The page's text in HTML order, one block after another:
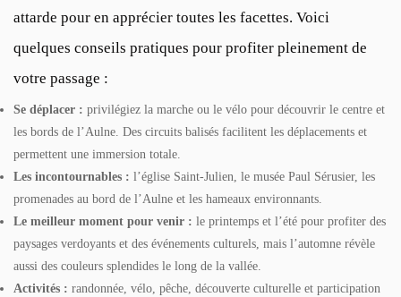
attarde pour en apprécier toutes les facettes. Voici
quelques conseils pratiques pour profiter pleinement de
votre passage :
Se déplacer : privilégiez la marche ou le vélo pour découvrir le centre et
les bords de l’Aulne. Des circuits balisés facilitent les déplacements et
permettent une immersion totale.
Les incontournables : l’église Saint-Julien, le musée Paul Sérusier, les
promenades au bord de l’Aulne et les hameaux environnants.
Le meilleur moment pour venir : le printemps et l’été pour profiter des
paysages verdoyants et des événements culturels, mais l’automne révèle
aussi des couleurs splendides le long de la vallée.
Activités : randonnée, vélo, pêche, découverte culturelle et participation